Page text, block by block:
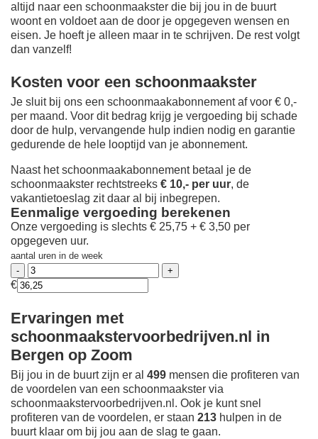
altijd naar een schoonmaakster die bij jou in de buurt
woont en voldoet aan de door je opgegeven wensen en
eisen. Je hoeft je alleen maar in te schrijven. De rest volgt
dan vanzelf!
Kosten voor een schoonmaakster
Je sluit bij ons een schoonmaakabonnement af voor € 0,-
per maand. Voor dit bedrag krijg je vergoeding bij schade
door de hulp, vervangende hulp indien nodig en garantie
gedurende de hele looptijd van je abonnement.
Naast het schoonmaakabonnement betaal je de
schoonmaakster rechtstreeks € 10,- per uur, de
vakantietoeslag zit daar al bij inbegrepen.
Eenmalige vergoeding berekenen
Onze vergoeding is slechts € 25,75 + € 3,50 per
opgegeven uur.
aantal uren in de week
€
Ervaringen met
schoonmaakstervoorbedrijven.nl in
Bergen op Zoom
Bij jou in de buurt zijn er al 499 mensen die profiteren van
de voordelen van een schoonmaakster via
schoonmaakstervoorbedrijven.nl. Ook je kunt snel
profiteren van de voordelen, er staan 213 hulpen in de
buurt klaar om bij jou aan de slag te gaan.